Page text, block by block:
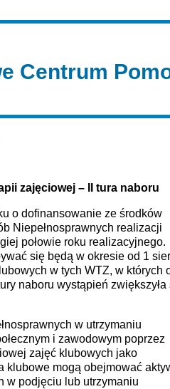
Centrum
zajęciowej – II tura naboru
o dofinansowanie ze środków
Niepełnosprawnych realizacji
połowie roku realizacyjnego.
się będą w okresie od 1
w tych WTZ, w których
naboru wystąpień zwiększyła
w utrzymaniu
i zawodowym poprzez
zajęć klubowych jako
klubowe mogą obejmować
w podjęciu lub utrzymaniu